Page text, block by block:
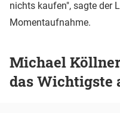
nichts kaufen", sagte der
Momentaufnahme.
Michael
das Wichtigste